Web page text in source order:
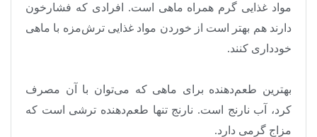
مواد غذایی گرم همراه ماهی است. افرادی که فشارخون
دارند هم بهتر است از خوردن مواد غذایی ترش‌مزه با ماهی
خودداری کنند.
بهترین طعم‌دهنده برای ماهی که می‌توان با آن مصرف
کرد، آب نارنج است. نارنج تنها طعم‌دهنده ترشی است که
مزاج گرمی دارد.